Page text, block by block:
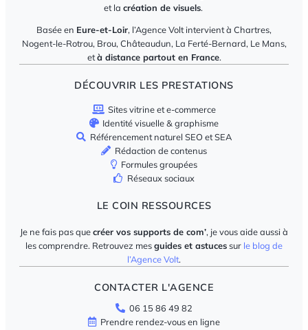
et la création de visuels.
Basée en Eure-et-Loir, l’Agence Volt intervient à Chartres,
Nogent-le-Rotrou, Brou, Châteaudun, La Ferté-Bernard, Le Mans,
età distance partout en France.
DÉCOUVRIR LES PRESTATIONS
Sites vitrine et e-commerce
Identité visuelle & graphisme
Référencement naturel SEO et SEA
Rédaction de contenus
Formules groupées
Réseaux sociaux
LE COIN RESSOURCES
Je ne fais pas quecréer vos supports de com’, je vous aide aussi à
les comprendre. Retrouvez mesguides et astucessur le blog de
l’Agence Volt.
CONTACTER L'AGENCE
06 15 86 49 82
Prendre rendez-vous en ligne